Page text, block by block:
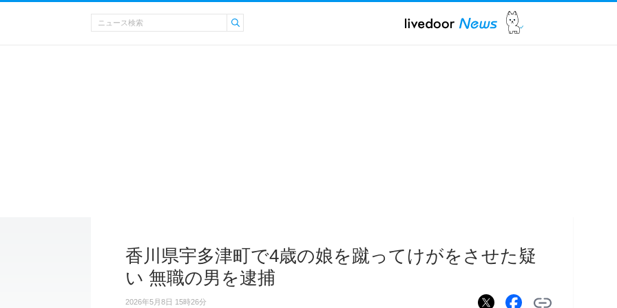
香川県宇多津町で4歳の娘を蹴ってけがをさせた疑
い 無職の男を逮捕
2026年5月8日 15時26分